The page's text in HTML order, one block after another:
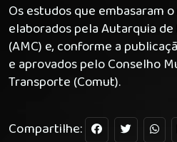
Os estudos que embasaram
elaborados pela Autarquia
(AMC) e, conforme a
e aprovados pelo Conselho
Transporte (Comut).
Compartilhe: